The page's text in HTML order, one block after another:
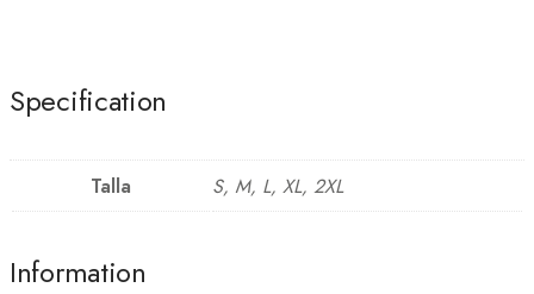
Specification
Talla S, M, L, XL, 2XL
Information